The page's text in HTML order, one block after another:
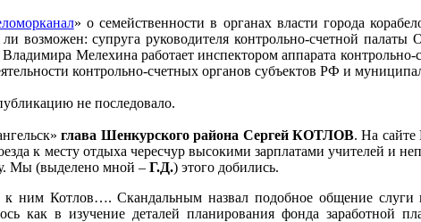
» о семейственности в органах власти города
возможен: супруга руководителя контрольно-счетной
Мелехина работает инспектором аппарата
контрольно-счетных органов субъектов РФ и
не последовало.
глава Шенкурского района Сергей КОТЛОВ. На
к месту отдыха чересчур высокими зарплатами учителей и
Мы (выделено мной – Г.Д.) этого добились.
Котлов…. Скандальным назвал подобное общение слуги
как в изучение деталей планирования фонда заработной